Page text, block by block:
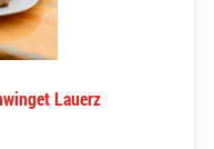
Lauerz